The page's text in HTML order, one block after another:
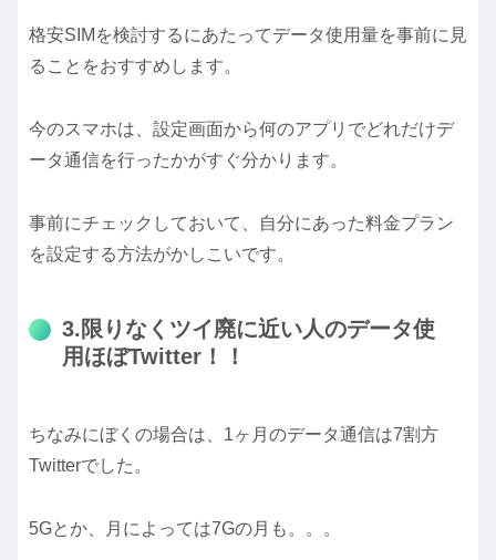
格安SIMを検討するにあたってデータ使用量を事前に見
ることをおすすめします。
今のスマホは、設定画面から何のアプリでどれだけデ
ータ通信を行ったかがすぐ分かります。
事前にチェックしておいて、自分にあった料金プラン
を設定する方法がかしこいです。
3.限りなくツイ廃に近い人のデータ使
用ほぼTwitter！！
ちなみにぼくの場合は、1ヶ月のデータ通信は7割方
Twitterでした。
5Gとか、月によっては7Gの月も。。。